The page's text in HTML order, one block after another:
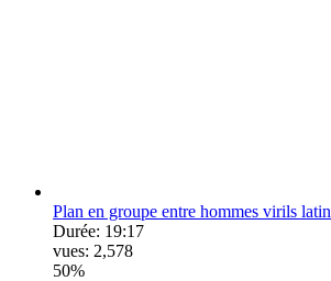
Plan en groupe entre hommes virils
Durée: 19:17
vues: 2,578
50%